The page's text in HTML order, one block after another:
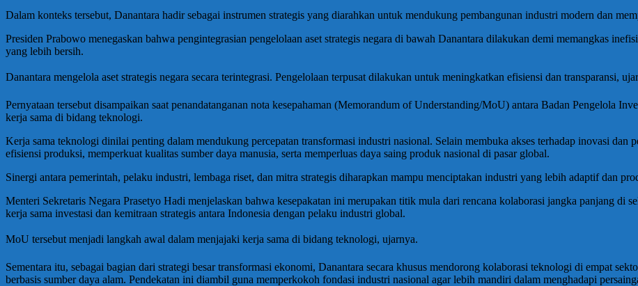
Dalam konteks tersebut, Danantara hadir sebagai instrumen strategis yang diarahkan untuk mendukung pembangunan industri modern dan
Presiden Prabowo menegaskan bahwa pengintegrasian pengelolaan aset strategis negara di bawah Danantara dilakukan demi memangkas
yang lebih bersih.
Danantara mengelola aset strategis negara secara terintegrasi. Pengelolaan terpusat dilakukan untuk meningkatkan efisiensi dan transparansi,
Pernyataan tersebut disampaikan saat penandatanganan nota kesepahaman (Memorandum of Understanding/MoU) antara Badan Pengelola
kerja sama di bidang teknologi.
Kerja sama teknologi dinilai penting dalam mendukung percepatan transformasi industri nasional. Selain membuka akses terhadap inovasi dan
efisiensi produksi, memperkuat kualitas sumber daya manusia, serta memperluas daya saing produk nasional di pasar global.
Sinergi antara pemerintah, pelaku industri, lembaga riset, dan mitra strategis diharapkan mampu menciptakan industri yang lebih adaptif dan
Menteri Sekretaris Negara Prasetyo Hadi menjelaskan bahwa kesepakatan ini merupakan titik mula dari rencana kolaborasi jangka panjang di
kerja sama investasi dan kemitraan strategis antara Indonesia dengan pelaku industri global.
MoU tersebut menjadi langkah awal dalam menjajaki kerja sama di bidang teknologi, ujarnya.
Sementara itu, sebagai bagian dari strategi besar transformasi ekonomi, Danantara secara khusus mendorong kolaborasi teknologi di empat
berbasis sumber daya alam. Pendekatan ini diambil guna memperkokoh fondasi industri nasional agar lebih mandiri dalam menghadapi